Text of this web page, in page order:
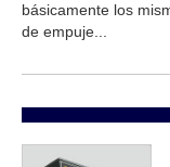
básicamente los
de empuje...